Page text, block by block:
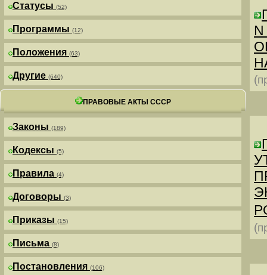
Статусы (52)
Программы (12)
Положения (63)
Другие (640)
ПРАВОВЫЕ АКТЫ СССР
Законы (189)
Кодексы (5)
Правила (4)
Договоры (3)
Приказы (15)
Письма (8)
Постановления (106)